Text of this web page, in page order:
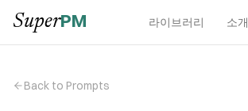
SuperPM 라이브러리 소개
Back to Prompts